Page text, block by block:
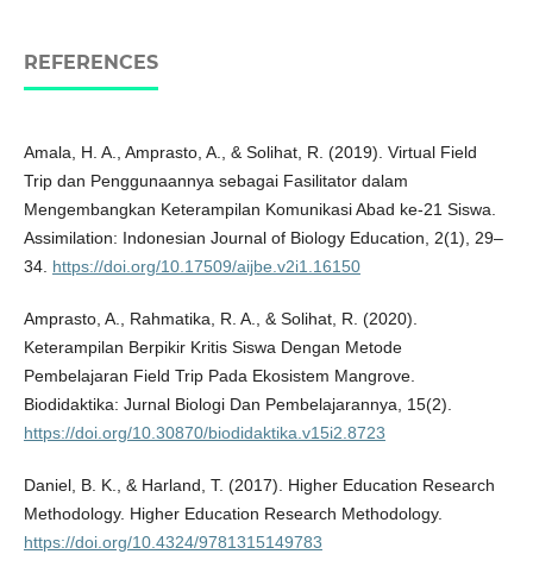
REFERENCES
Amala, H. A., Amprasto, A., & Solihat, R. (2019). Virtual Field
Trip dan Penggunaannya sebagai Fasilitator dalam
Mengembangkan Keterampilan Komunikasi Abad ke-21 Siswa.
Assimilation: Indonesian Journal of Biology Education, 2(1), 29–
34. https://doi.org/10.17509/aijbe.v2i1.16150
Amprasto, A., Rahmatika, R. A., & Solihat, R. (2020).
Keterampilan Berpikir Kritis Siswa Dengan Metode
Pembelajaran Field Trip Pada Ekosistem Mangrove.
Biodidaktika: Jurnal Biologi Dan Pembelajarannya, 15(2).
https://doi.org/10.30870/biodidaktika.v15i2.8723
Daniel, B. K., & Harland, T. (2017). Higher Education Research
Methodology. Higher Education Research Methodology.
https://doi.org/10.4324/9781315149783